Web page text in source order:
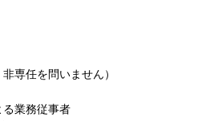
専任を問いません）
業務従事者